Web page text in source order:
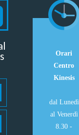
Orari
Centro
Kinesis
dal Lunedì
al Venerdì
8.30 -